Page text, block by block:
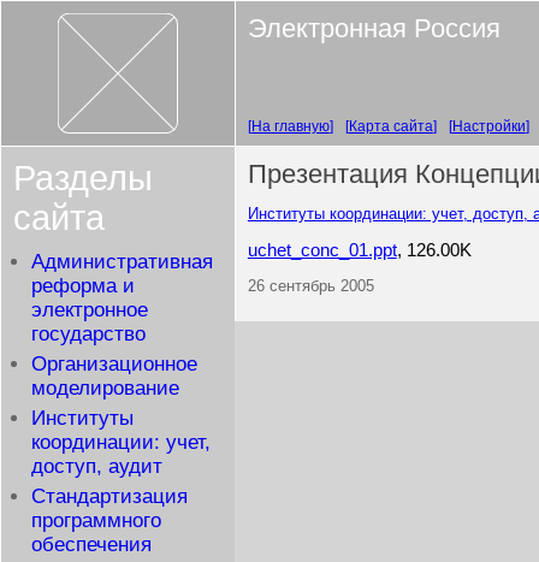
Электронная Россия
На главную Карта сайта Настройки
Разделы
сайта
Административная
реформа и
электронное
государство
Организационное
моделирование
Институты
координации: учет,
доступ, аудит
Стандартизация
программного
обеспечения
Презентация
Институты координации: учет, доступ,
uchet_conc_01.ppt, 126.00K
26 сентябрь 2005